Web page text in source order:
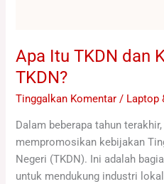
Apa Itu TKDN dan
TKDN?
Tinggalkan Komentar / Laptop
Dalam beberapa tahun
mempromosikan kebijakan
Negeri (TKDN). Ini adalah
untuk mendukung industri